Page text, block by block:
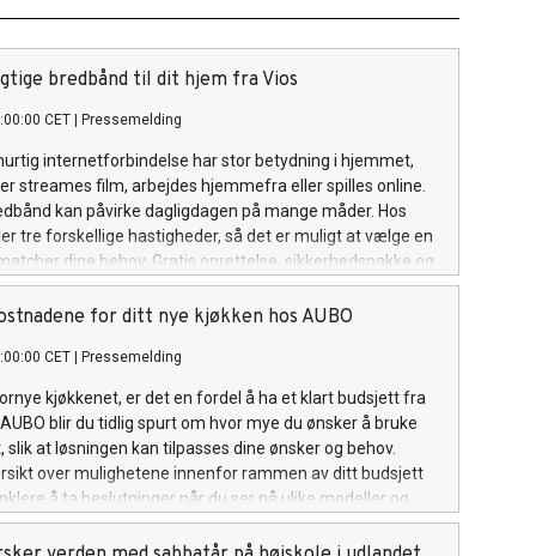
bredbånd til dit hjem fra Vios
CET Pressemelding
internetforbindelse har stor betydning i hjemmet,
streames film, arbejdes hjemmefra eller spilles online.
kan påvirke dagligdagen på mange måder. Hos
tre forskellige hastigheder, så det er muligt at vælge en
dine behov. Gratis oprettelse, sikkerhedspakke og
i prisen og bidrager til god dækning i boligen og en
Her gives et overblik over fordelene ved
der passer til både nuværende og fremtidige behov.
Hybridfiberbredbånd bygger på flere
at sikre en stabil forbindelse. Den høje hastighed gør
streame film, deltage i videomøder eller spille online uden
personer i husstanden kan bruge internettet
problemer. Med Vios er både oprettelse og WiFi-router
Der medfølger
for ditt nye kjøkken hos AUBO
CET Pressemelding
kjøkkenet, er det en fordel å ha et klart budsjett fra
blir du tidlig spurt om hvor mye du ønsker å bruke
slik at løsningen kan tilpasses dine ønsker og behov.
over mulighetene innenfor rammen av ditt budsjett
å ta beslutninger når du ser på ulike modeller og
planlegging kan bidra til å unngå uforutsette
gjøre det lettere å finne en løsning som passer både stil